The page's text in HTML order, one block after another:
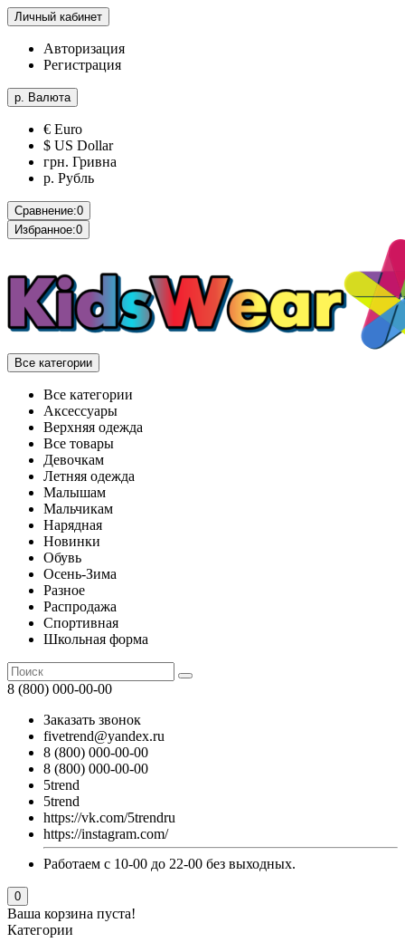
Личный кабинет
Авторизация
Регистрация
р. Валюта
€ Euro
$ US Dollar
грн. Гривна
р. Рубль
Сравнение:0
Избранное:0
Все категории
Все категории
Аксессуары
Верхняя одежда
Все товары
Девочкам
Летняя одежда
Малышам
Мальчикам
Нарядная
Новинки
Обувь
Осень-Зима
Разное
Распродажа
Спортивная
Школьная форма
8 (800) 000-00-00
Заказать звонок
fivetrend@yandex.ru
8 (800) 000-00-00
8 (800) 000-00-00
5trend
5trend
https://vk.com/5trendru
https://instagram.com/
Работаем с 10-00 до 22-00 без выходных.
0
Ваша корзина пуста!
Категории